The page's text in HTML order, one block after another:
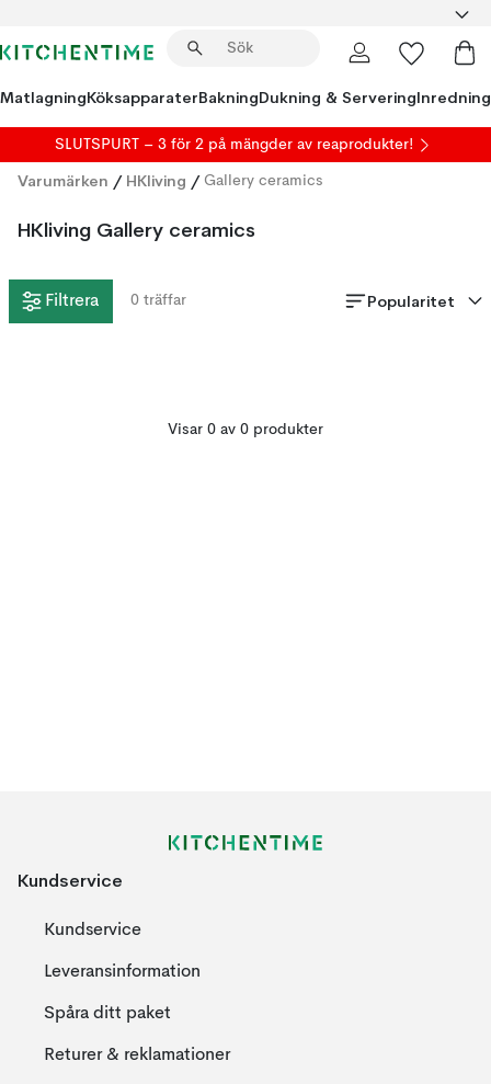
MatlagningKöksapparaterBakningDukning & ServeringInredning
SLUTSPURT – 3 för 2 på mängder av reaprodukter!
Varumärken / HKliving / Gallery ceramics
HKliving Gallery ceramics
Filtrera 0 träffar Popularitet
Visar 0 av 0 produkter
Kundservice
Kundservice
Leveransinformation
Spåra ditt paket
Returer & reklamationer